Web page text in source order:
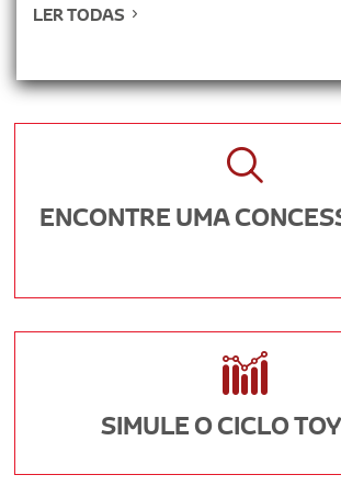
LER TODAS
ENCONTRE UMA
SIMULE O CICLO